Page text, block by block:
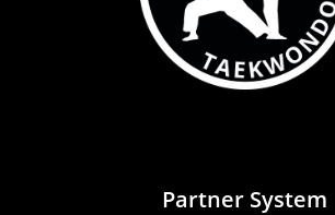
Partner System